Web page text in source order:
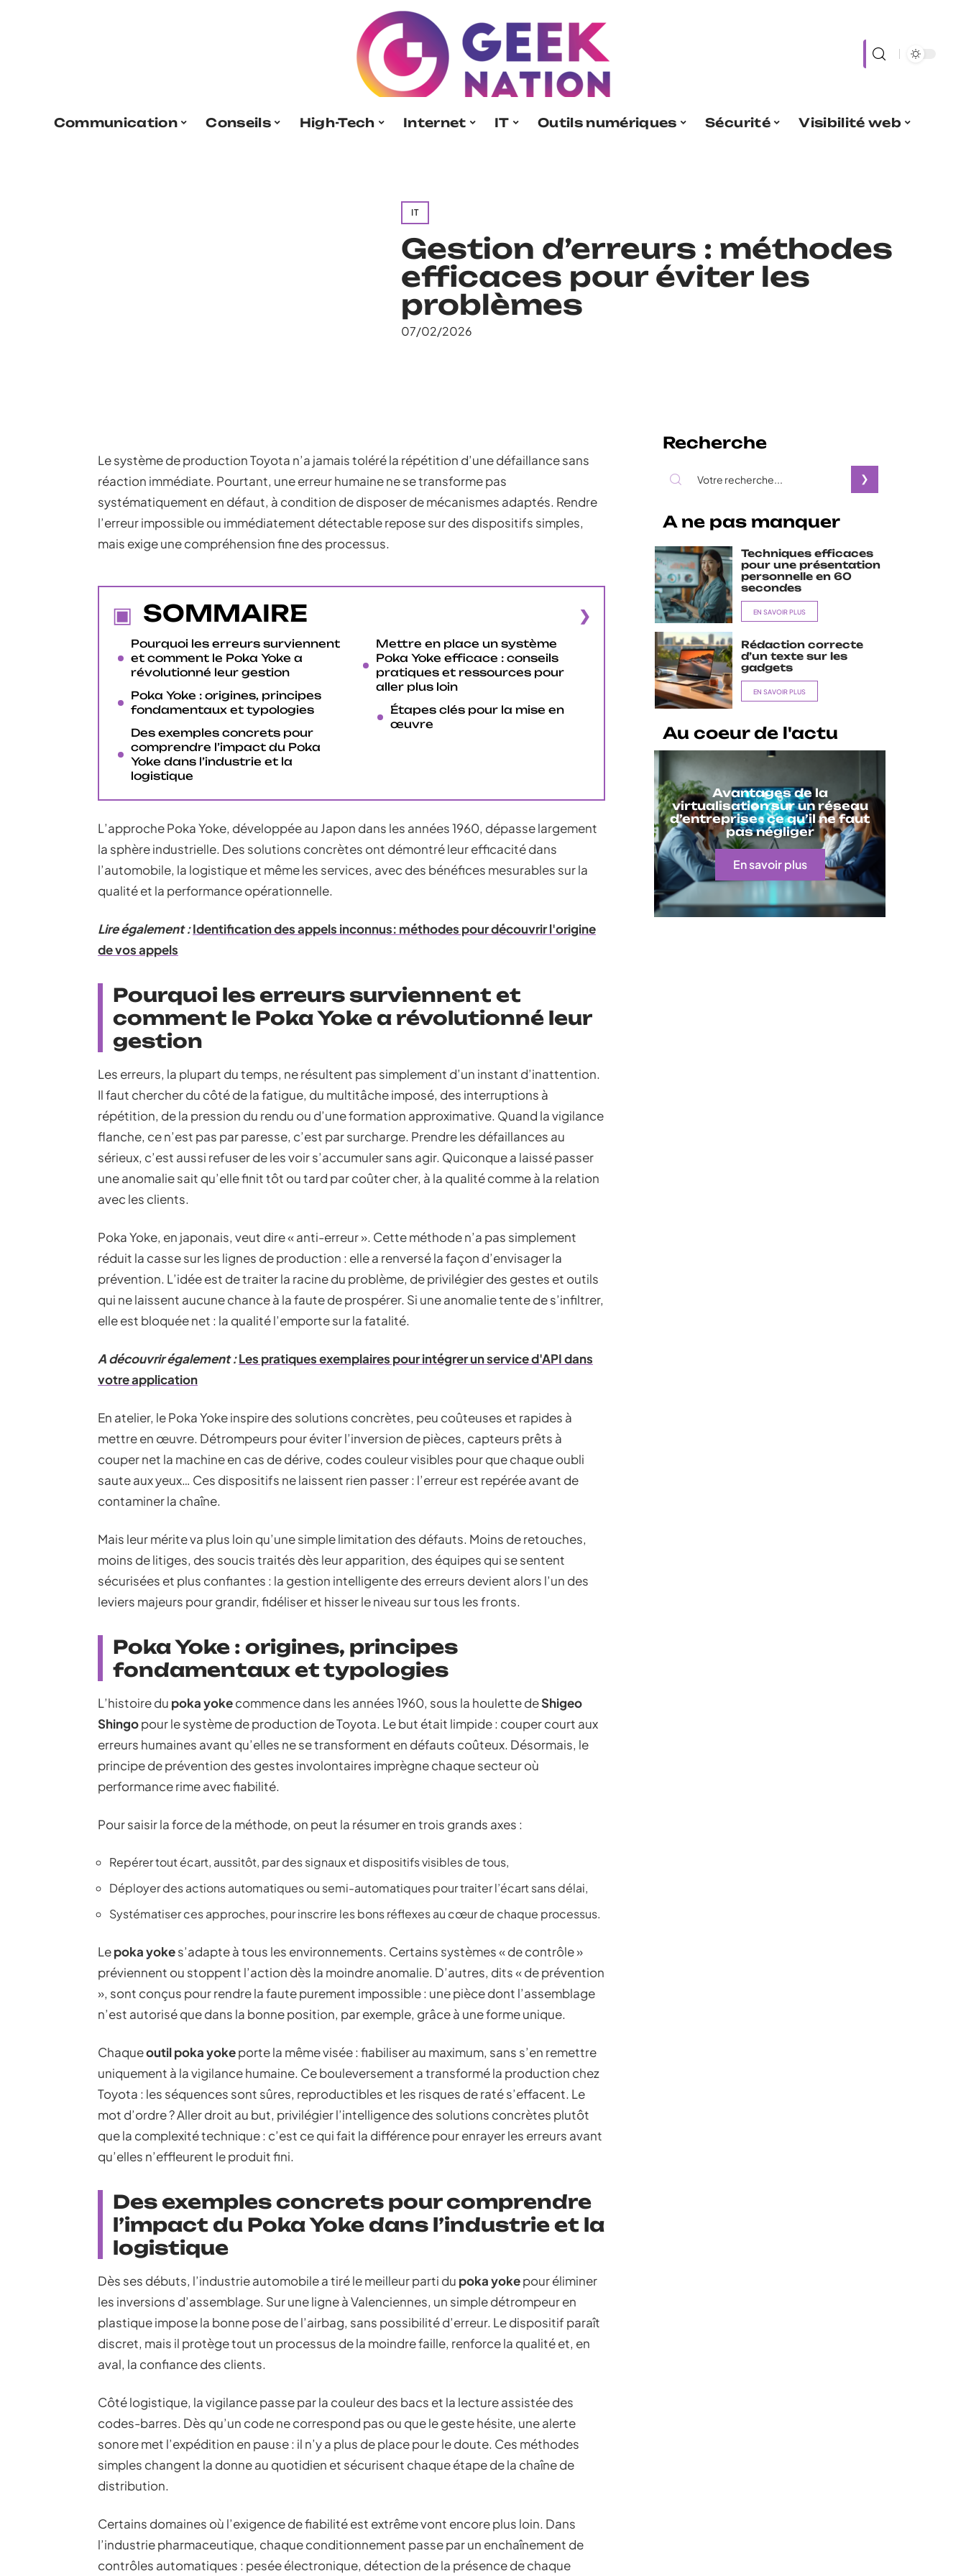
Communication Conseils High-Tech Internet IT Outils numériques Sécurité Visibilité web
IT
Gestion d’erreurs : méthodes
efficaces pour éviter les
problèmes
07/02/2026
Le système de production Toyota n’a jamais toléré la répétition d’une défaillance sans
réaction immédiate. Pourtant, une erreur humaine ne se transforme pas
systématiquement en défaut, à condition de disposer de mécanismes adaptés. Rendre
l’erreur impossible ou immédiatement détectable repose sur des dispositifs simples,
mais exige une compréhension fine des processus.
SOMMAIRE
Pourquoi les erreurs surviennent
et comment le Poka Yoke a
révolutionné leur gestion
Poka Yoke : origines, principes
fondamentaux et typologies
Des exemples concrets pour
comprendre l’impact du Poka
Yoke dans l’industrie et la
logistique
Mettre en place un système
Poka Yoke efficace : conseils
pratiques et ressources pour
aller plus loin
Étapes clés pour la mise en
œuvre
L’approche Poka Yoke, développée au Japon dans les années 1960, dépasse largement
la sphère industrielle. Des solutions concrètes ont démontré leur efficacité dans
l’automobile, la logistique et même les services, avec des bénéfices mesurables sur la
qualité et la performance opérationnelle.
Lire également :Identification des appels inconnus: méthodes pour découvrir l'origine
de vos appels
Pourquoi les erreurs surviennent et
comment le Poka Yoke a révolutionné leur
gestion
Les erreurs, la plupart du temps, ne résultent pas simplement d’un instant d’inattention.
Il faut chercher du côté de la fatigue, du multitâche imposé, des interruptions à
répétition, de la pression du rendu ou d’une formation approximative. Quand la vigilance
flanche, ce n’est pas par paresse, c’est par surcharge. Prendre les défaillances au
sérieux, c’est aussi refuser de les voir s’accumuler sans agir. Quiconque a laissé passer
une anomalie sait qu’elle finit tôt ou tard par coûter cher, à la qualité comme à la relation
avec les clients.
Poka Yoke, en japonais, veut dire « anti-erreur ». Cette méthode n’a pas simplement
réduit la casse sur les lignes de production : elle a renversé la façon d’envisager la
prévention. L’idée est de traiter la racine du problème, de privilégier des gestes et outils
qui ne laissent aucune chance à la faute de prospérer. Si une anomalie tente de s’infiltrer,
elle est bloquée net : la qualité l’emporte sur la fatalité.
A découvrir également :Les pratiques exemplaires pour intégrer un service d'API dans
votre application
En atelier, le Poka Yoke inspire des solutions concrètes, peu coûteuses et rapides à
mettre en œuvre. Détrompeurs pour éviter l’inversion de pièces, capteurs prêts à
couper net la machine en cas de dérive, codes couleur visibles pour que chaque oubli
saute aux yeux… Ces dispositifs ne laissent rien passer : l’erreur est repérée avant de
contaminer la chaîne.
Mais leur mérite va plus loin qu’une simple limitation des défauts. Moins de retouches,
moins de litiges, des soucis traités dès leur apparition, des équipes qui se sentent
sécurisées et plus confiantes : la gestion intelligente des erreurs devient alors l’un des
leviers majeurs pour grandir, fidéliser et hisser le niveau sur tous les fronts.
Poka Yoke : origines, principes
fondamentaux et typologies
L’histoire du poka yokecommence dans les années 1960, sous la houlette deShigeo
Shingopour le système de production de Toyota. Le but était limpide : couper court aux
erreurs humaines avant qu’elles ne se transforment en défauts coûteux. Désormais, le
principe de prévention des gestes involontaires imprègne chaque secteur où
performance rime avec fiabilité.
Pour saisir la force de la méthode, on peut la résumer en trois grands axes :
Repérer tout écart, aussitôt, par des signaux et dispositifs visibles de tous,
Déployer des actions automatiques ou semi-automatiques pour traiter l’écart sans délai,
Systématiser ces approches, pour inscrire les bons réflexes au cœur de chaque processus.
Lepoka yokes’adapte à tous les environnements. Certains systèmes « de contrôle »
préviennent ou stoppent l’action dès la moindre anomalie. D’autres, dits « de prévention
», sont conçus pour rendre la faute purement impossible : une pièce dont l’assemblage
n’est autorisé que dans la bonne position, par exemple, grâce à une forme unique.
Chaqueoutil poka yokeporte la même visée : fiabiliser au maximum, sans s’en remettre
uniquement à la vigilance humaine. Ce bouleversement a transformé la production chez
Toyota : les séquences sont sûres, reproductibles et les risques de raté s’effacent. Le
mot d’ordre ? Aller droit au but, privilégier l’intelligence des solutions concrètes plutôt
que la complexité technique : c’est ce qui fait la différence pour enrayer les erreurs avant
qu’elles n’effleurent le produit fini.
Des exemples concrets pour comprendre
l’impact du Poka Yoke dans l’industrie et la
logistique
Dès ses débuts, l’industrie automobile a tiré le meilleur parti du poka yokepour éliminer
les inversions d’assemblage. Sur une ligne à Valenciennes, un simple détrompeur en
plastique impose la bonne pose de l’airbag, sans possibilité d’erreur. Le dispositif paraît
discret, mais il protège tout un processus de la moindre faille, renforce la qualité et, en
aval, la confiance des clients.
Côté logistique, la vigilance passe par la couleur des bacs et la lecture assistée des
codes-barres. Dès qu’un code ne correspond pas ou que le geste hésite, une alerte
sonore met l’expédition en pause : il n’y a plus de place pour le doute. Ces méthodes
simples changent la donne au quotidien et sécurisent chaque étape de la chaîne de
distribution.
Certains domaines où l’exigence de fiabilité est extrême vont encore plus loin. Dans
l’industrie pharmaceutique, chaque conditionnement passe par un enchaînement de
contrôles automatiques : pesée électronique, détection de la présence de chaque
Recherche
A ne pas manquer
Techniques efficaces
pour une présentation
personnelle en 60
secondes
EN SAVOIR PLUS
Rédaction correcte
d’un texte sur les
gadgets
EN SAVOIR PLUS
Au coeur de l'actu
Avantages de la
virtualisation sur un réseau
d’entreprise : ce qu’il ne faut
pas négliger
En savoir plus